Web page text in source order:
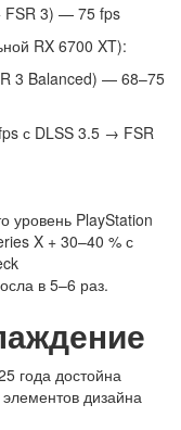
FSR 3) — 75 fps
RX 6700 XT):
3 Balanced) — 68–75
с DLSS 3.5 → FSR
уровень PlayStation
X + 30–40 % с
в 5–6 раз.
года достойна
дизайна